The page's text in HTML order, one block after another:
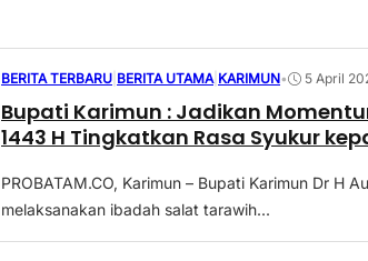
BERITA TERBARU BERITA UTAMA KARIMUN• 5 April
Bupati Karimun : Jadikan
1443 H Tingkatkan Rasa Syukur
PROBATAM.CO, Karimun – Bupati Karimun Dr H
melaksanakan ibadah salat tarawih...